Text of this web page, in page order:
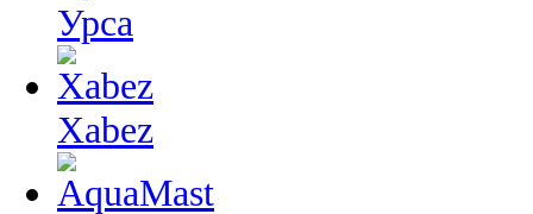
Урса
Xabez